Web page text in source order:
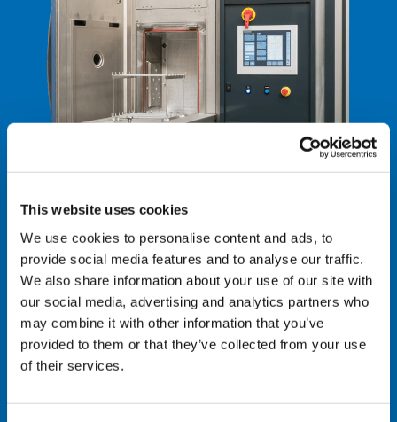
This website uses cookies
We use cookies to personalise content and ads, to
provide social media features and to analyse our traffic.
We also share information about your use of our site with
our social media, advertising and analytics partners who
may combine it with other information that you’ve
provided to them or that they’ve collected from your use
of their services.
PLATIT V411 – 每批次清洗1000 件刀具